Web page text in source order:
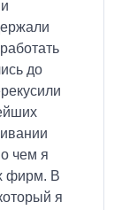
до
чем я
фирм. В
я